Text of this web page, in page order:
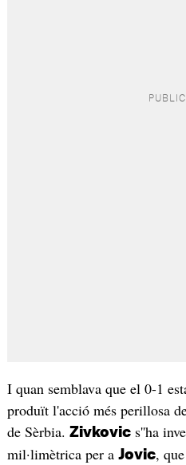
I quan semblava que el 0-1
produït l'acció més perillosa
de Sèrbia. Zivkovics''ha
mil·limètrica per a Jovic,